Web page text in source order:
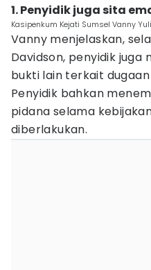
1. Penyidik juga sita
Kasipenkum Kejati Sumsel Vanny
Vanny menjelaskan,
Davidson, penyidik
bukti lain terkait
Penyidik bahkan
pidana selama
diberlakukan.